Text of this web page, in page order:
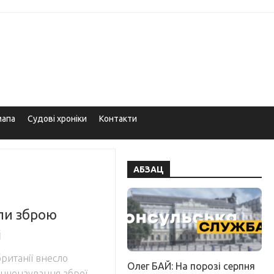
Судові хроніки Контакти
зброю
внесло
АБЗАЦ
Олег БАЙ: На порозі серпня